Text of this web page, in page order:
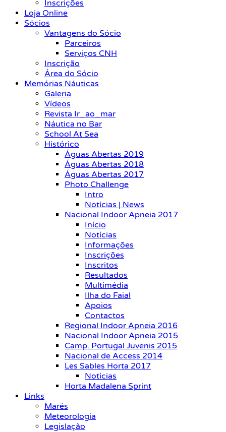
Inscrições
Loja Online
Sócios
Vantagens do Sócio
Parceiros
Serviços CNH
Inscrição
Área do Sócio
Memórias Náuticas
Galeria
Vídeos
Revista Ir_ao_mar
Náutica no Bar
School At Sea
Histórico
Águas Abertas 2019
Águas Abertas 2018
Águas Abertas 2017
Photo Challenge
Intro
Notícias | News
Nacional Indoor Apneia 2017
Início
Notícias
Informações
Inscrições
Inscritos
Resultados
Multimédia
Ilha do Faial
Apoios
Contactos
Regional Indoor Apneia 2016
Nacional Indoor Apneia 2015
Camp. Portugal Juvenis 2015
Nacional de Access 2014
Les Sables Horta 2017
Notícias
Horta Madalena Sprint
Links
Marés
Meteorologia
Legislação